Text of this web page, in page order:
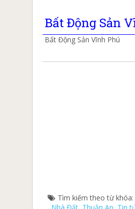
Bất Động Sản
Bất Động Sản Vĩnh Phú
Tìm kiếm theo từ khóa: